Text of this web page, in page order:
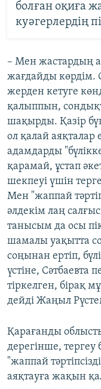
болған оқиға
куәгерлердің
– Мен жастардың
жағдайды көрдім.
жерден кетуге
қалыппын,
шақырды. Қазір
ол қалай
адамдарды
қарамай, ұстап
шекпеуі үшін
Мен "жаппай
әлдекім лаң
танысым да осы
шамалы уақытта
соңынан ертіп,
үстіне, Сәтбаевта
тіркелген, бірақ
дейді Жаңыл
Қарағанды
дерегінше, тергеу
"жаппай
аяқтауға жақын